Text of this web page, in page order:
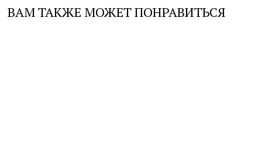
ВАМ ТАКЖЕ МОЖЕТ ПОНРАВИТЬСЯ